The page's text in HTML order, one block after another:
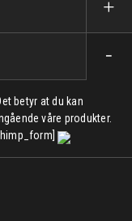
betyr at du kan
våre produkter.